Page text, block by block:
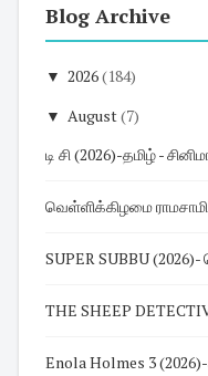
Blog Archive
▼ 2026(184)
▼ August(7)
டி சி (2026)-தமிழ் -
வெள்ளிக்கிழமை
THE SHEEP
Enola Holmes 3